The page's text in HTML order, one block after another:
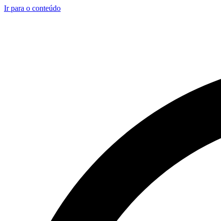
Ir para o conteúdo